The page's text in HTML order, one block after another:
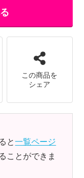
この商品を
シェア
と一覧ページ
ことができま